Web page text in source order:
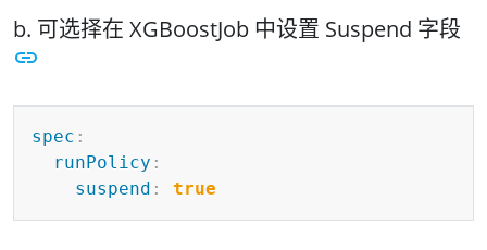
b. 可选择在 XGBoostJob 中设置 Suspend 字段
spec :
runPolicy :
suspend : true